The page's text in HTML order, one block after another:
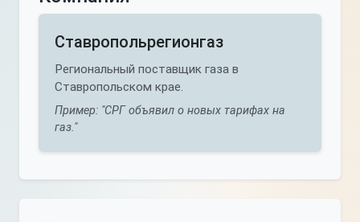
Ставропольрегионгаз
Региональный поставщик газа в
Ставропольском крае.
Пример: "СРГ объявил о новых тарифах на
газ."